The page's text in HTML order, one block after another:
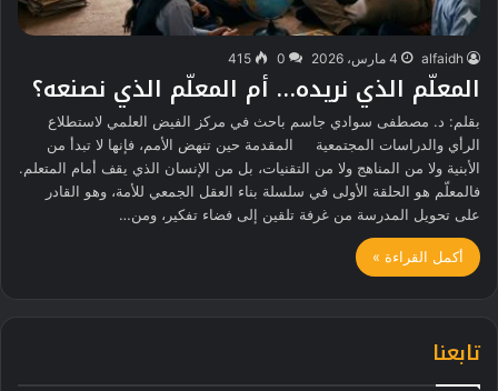
alfaidh 4 مارس، 2026 0
415
المعلّم الذي نريده… أم المعلّم الذي نصنعه؟
بقلم: د. مصطفى سوادي جاسم باحث في مركز الفيض العلمي لاستطلاع
الرأي والدراسات المجتمعية المقدمة حين تنهض الأمم، فإنها لا تبدأ من
الأبنية ولا من المناهج ولا من التقنيات، بل من الإنسان الذي يقف أمام المتعلم.
فالمعلّم هو الحلقة الأولى في سلسلة بناء العقل الجمعي للأمة، وهو القادر
على تحويل المدرسة من غرفة تلقين إلى فضاء تفكير، ومن…
أكمل القراءة »
تابعنا